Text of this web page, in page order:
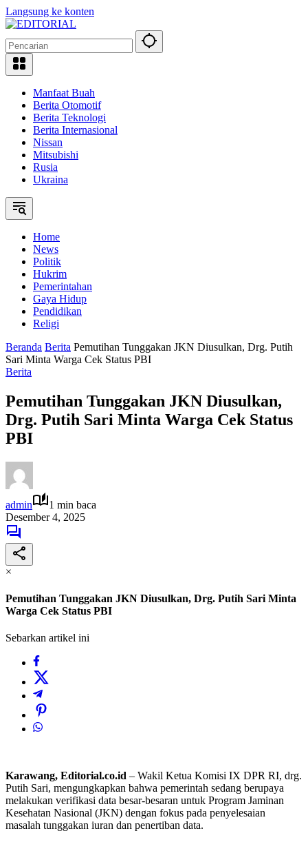
Langsung ke konten
Manfaat Buah
Berita Otomotif
Berita Teknologi
Berita Internasional
Nissan
Mitsubishi
Rusia
Ukraina
Home
News
Politik
Hukrim
Pemerintahan
Gaya Hidup
Pendidikan
Religi
Beranda Berita Pemutihan Tunggakan JKN Diusulkan, Drg. Putih
Sari Minta Warga Cek Status PBI
Berita
Pemutihan Tunggakan JKN Diusulkan,
Drg. Putih Sari Minta Warga Cek Status
PBI
admin
1 min baca
Desember 4, 2025
×
Pemutihan Tunggakan JKN Diusulkan, Drg. Putih Sari Minta
Warga Cek Status PBI
Sebarkan artikel ini
Karawang, Editorial.co.id – Wakil Ketua Komisi IX DPR RI, drg.
Putih Sari, mengungkapkan bahwa pemerintah sedang berupaya
melakukan verifikasi data besar-besaran untuk Program Jaminan
Kesehatan Nasional (JKN) dengan fokus pada penyelesaian
masalah tunggakan iuran dan penertiban data.